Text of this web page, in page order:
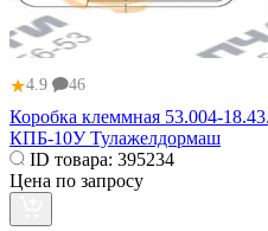
★4.9 46
Коробка клеммная 53.004-
КПБ-10У Тулажелдормаш
ID товара: 395234
Цена по запросу